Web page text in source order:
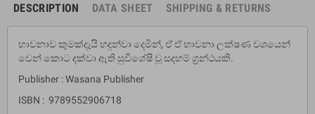
DESCRIPTION DATA SHEET SHIPPING & RETURNS
භාවනාව කුමක්දැයි හදුන්වා දෙමින්, ඒ ඒ භාවනා ලක්ෂණ වශයෙන්
වෙන් කොට දක්වා ඇති සුවිශේෂී වූ සදහම් ග‍්‍රන්ථයකි.
Publisher : Wasana Publisher
ISBN : 9789552906718